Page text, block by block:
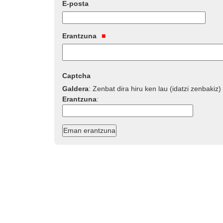
E-posta
Erantzuna
Captcha
Galdera:Zenbat dira hiru ken lau (idatzi zenbakiz)
Erantzuna: